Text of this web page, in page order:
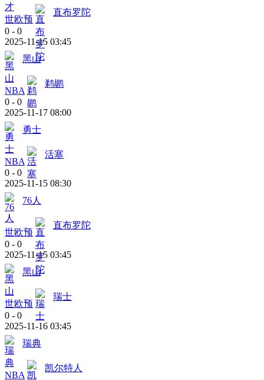
世欧预
直布罗陀
0 - 0
2025-11-15 03:45
黑山
NBA
鹈鹕
0 - 0
2025-11-17 08:00
勇士
NBA
活塞
0 - 0
2025-11-15 08:30
76人
世欧预
直布罗陀
0 - 0
2025-11-15 03:45
黑山
世欧预
瑞士
0 - 0
2025-11-16 03:45
瑞典
NBA
凯尔特人